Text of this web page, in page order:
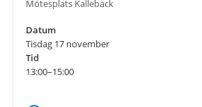
Mötesplats Kallebäck
Datum
Tisdag 17 november
Tid
13:00–15:00